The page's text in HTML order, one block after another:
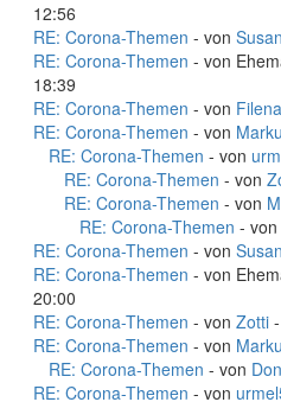
12:56
RE: Corona-Themen - von
RE: Corona-Themen - von
18:39
RE: Corona-Themen - von
RE: Corona-Themen - von
RE: Corona-Themen - von
RE: Corona-Themen - von
RE: Corona-Themen - von
RE: Corona-Themen - von
RE: Corona-Themen - von
RE: Corona-Themen - von
20:00
RE: Corona-Themen - von Zotti
RE: Corona-Themen - von
RE: Corona-Themen - von
RE: Corona-Themen - von